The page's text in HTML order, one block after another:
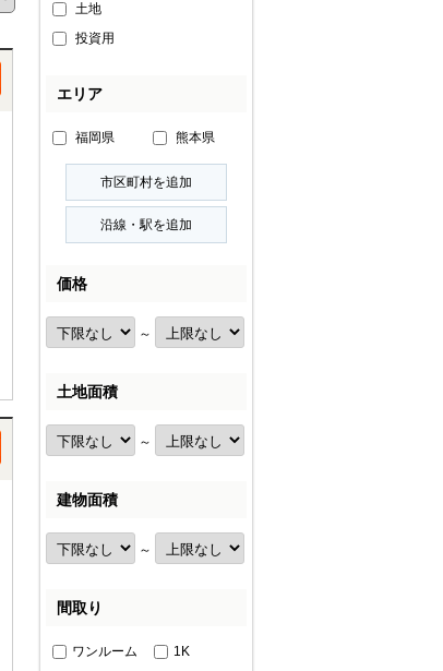
土地
投資用
エリア
福岡県 熊本県
価格
～
土地面積
～
建物面積
～
間取り
ワンルーム
1K